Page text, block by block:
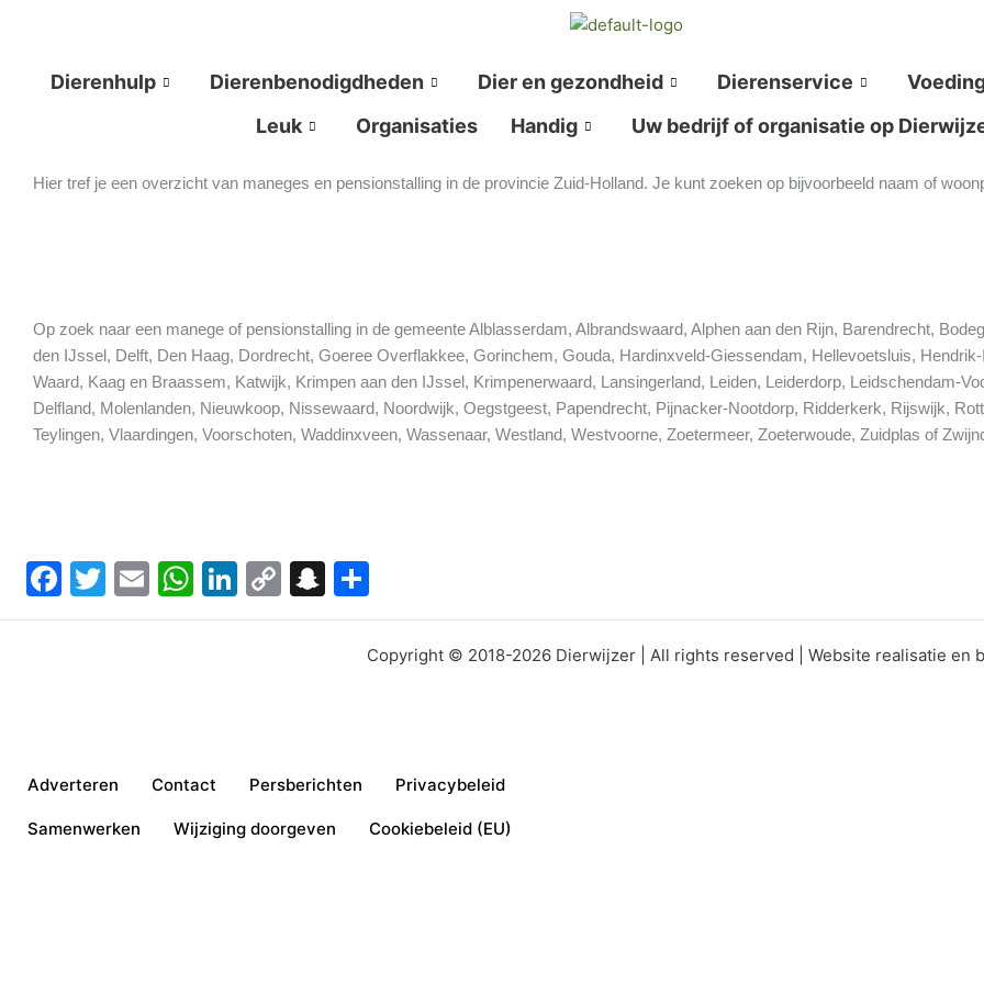
inhoudDierenhulp Dierenbenodigdheden Dier en gezondheid Dierenservice
Leuk
Organisaties Handig Uw bedrijf of organisatie op
Hier tref je een overzicht van maneges en pensionstalling in de provincie Zuid-Holland. Je kunt zoeken op bijvoorbeeld naam of
Op zoek naar een manege of pensionstalling in de gemeente Alblasserdam, Albrandswaard, Alphen aan den Rijn, Barendrecht,
den IJssel, Delft, Den Haag, Dordrecht, Goeree Overflakkee, Gorinchem, Gouda, Hardinxveld-Giessendam, Hellevoetsluis,
Waard, Kaag en Braassem, Katwijk, Krimpen aan den IJssel, Krimpenerwaard, Lansingerland, Leiden, Leiderdorp, Leidschendam-
Delfland, Molenlanden, Nieuwkoop, Nissewaard, Noordwijk, Oegstgeest, Papendrecht, Pijnacker-Nootdorp, Ridderkerk, Rijswijk,
Teylingen, Vlaardingen, Voorschoten, Waddinxveen, Wassenaar, Westland, Westvoorne, Zoetermeer, Zoeterwoude, Zuidplas of
Facebook
Twitter
EmailWhatsApp
LinkedIn
Copy
Link
Snapchat
Copyright © 2018-2026 Dierwijzer | All rights reserved | Website realisatie en
Adverteren Contact Persberichten Privacybeleid
Samenwerken Wijziging doorgeven Cookiebeleid (EU)